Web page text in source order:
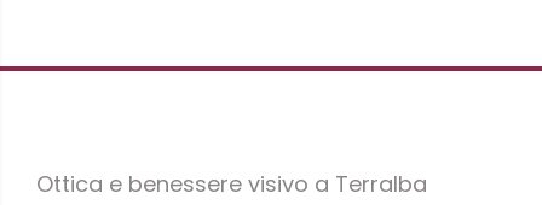
Ottica e benessere visivo a Terralba